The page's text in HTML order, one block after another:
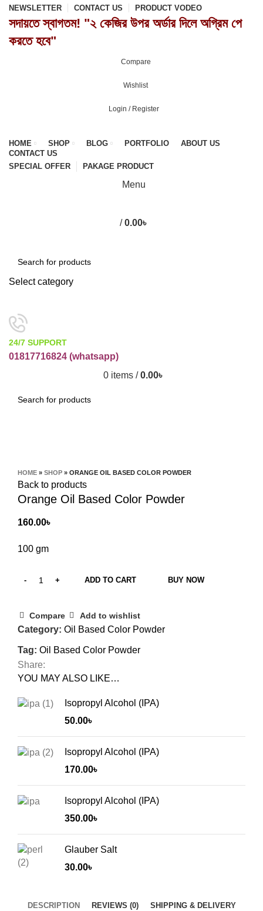
NEWSLETTER CONTACT US PRODUCT VODEO
সদায়তে স্বাগতম! "২ কেজির উপর অর্ডার দিলে অগ্রিম পে
করতে হবে"
Compare
Wishlist
Login / Register
HOME SHOP BLOG PORTFOLIO
ABOUT US
CONTACT US
SPECIAL OFFER
PAKAGE PRODUCT
Menu
/ 0.00৳
Select category
24/7 SUPPORT
01817716824 (whatsapp)
0 items / 0.00৳
HOME » SHOP » ORANGE OIL BASED COLOR POWDER
Back to products
Orange Oil Based Color Powder
160.00৳
100 gm
ADD TO CART BUY NOW
Compare Add to wishlist
Category: Oil Based Color Powder
Tag: Oil Based Color Powder
Share:
YOU MAY ALSO LIKE…
Isopropyl Alcohol (IPA)
50.00৳
Isopropyl Alcohol (IPA)
170.00৳
Isopropyl Alcohol (IPA)
350.00৳
Glauber Salt
30.00৳
DESCRIPTION REVIEWS (0) SHIPPING & DELIVERY